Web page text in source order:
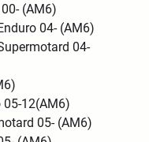
(AM6)
04- (AM6)
04-
05-12(AM6)
05- (AM6)